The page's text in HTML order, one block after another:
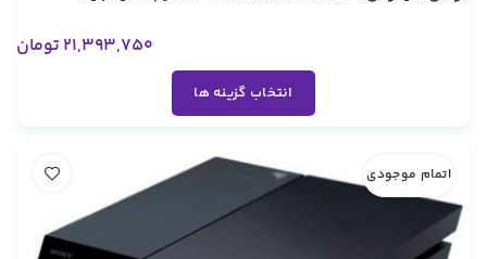
21,393,750 تومان
انتخاب گزینه ها
اتمام موجودی